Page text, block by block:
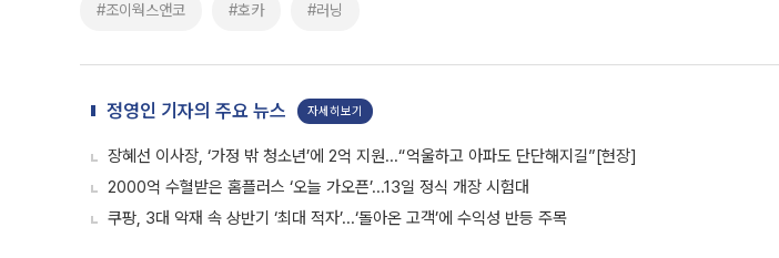
#조이웍스앤코 #호카 #러닝
정영인 기자의 주요 뉴스 자세히보기
장혜선 이사장, ‘가정 밖 청소년’에 2억 지원...“억울하고 아파도 단단해지길”[현장]
2000억 수혈받은 홈플러스 ‘오늘 가오픈’...13일 정식 개장 시험대
쿠팡, 3대 악재 속 상반기 ‘최대 적자’...‘돌아온 고객’에 수익성 반등 주목